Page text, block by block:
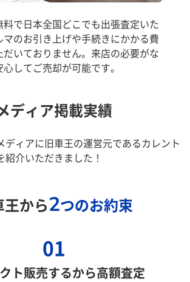
料で日本全国どこでも出張査定いた
マのお引き上げや手続きにかかる費
だいておりません。来店の必要がな
してご売却が可能です。
ディア掲載実績
ディアに旧車王の運営元であるカレント
紹介いただきました！
王から2つのお約束
01
ト販売するから高額査定